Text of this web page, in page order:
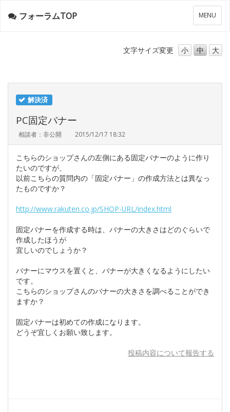
メ
ニ
ー
MENU
フォーラムTOP
文字サイズ変更 小 中 大
解決済
PC固定バナー
相談者：非公開 2015/12/17 18:32
こちらのショップさんの左側にある固定バナーのように作り
たいのですが、
以前こちらの質問内の「固定バナー」の作成方法とは異なっ
たものですか？
http://www.rakuten.co.jp/SHOP-URL/index.html
固定バナーを作成する時は、バナーの大きさはどのぐらいで
作成したほうが
宜しいのでしょうか？
バナーにマウスを置くと、バナーが大きくなるようにしたい
です。
こちらのショップさんのバナーの大きさを調べることができ
ますか？
固定バナーは初めての作成になります。
どうぞ宜しくお願い致します。
投稿内容について報告する